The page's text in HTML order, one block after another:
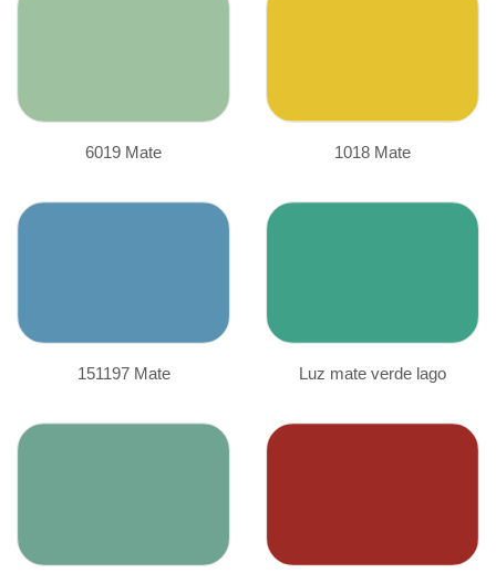
6019 Mate 1018 Mate
151197 Mate Luz mate verde lago